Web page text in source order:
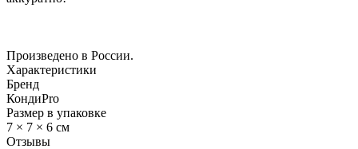
Произведено в России.
Характеристики
Бренд
КондиPro
Размер в упаковке
7 × 7 × 6 см
Отзывы